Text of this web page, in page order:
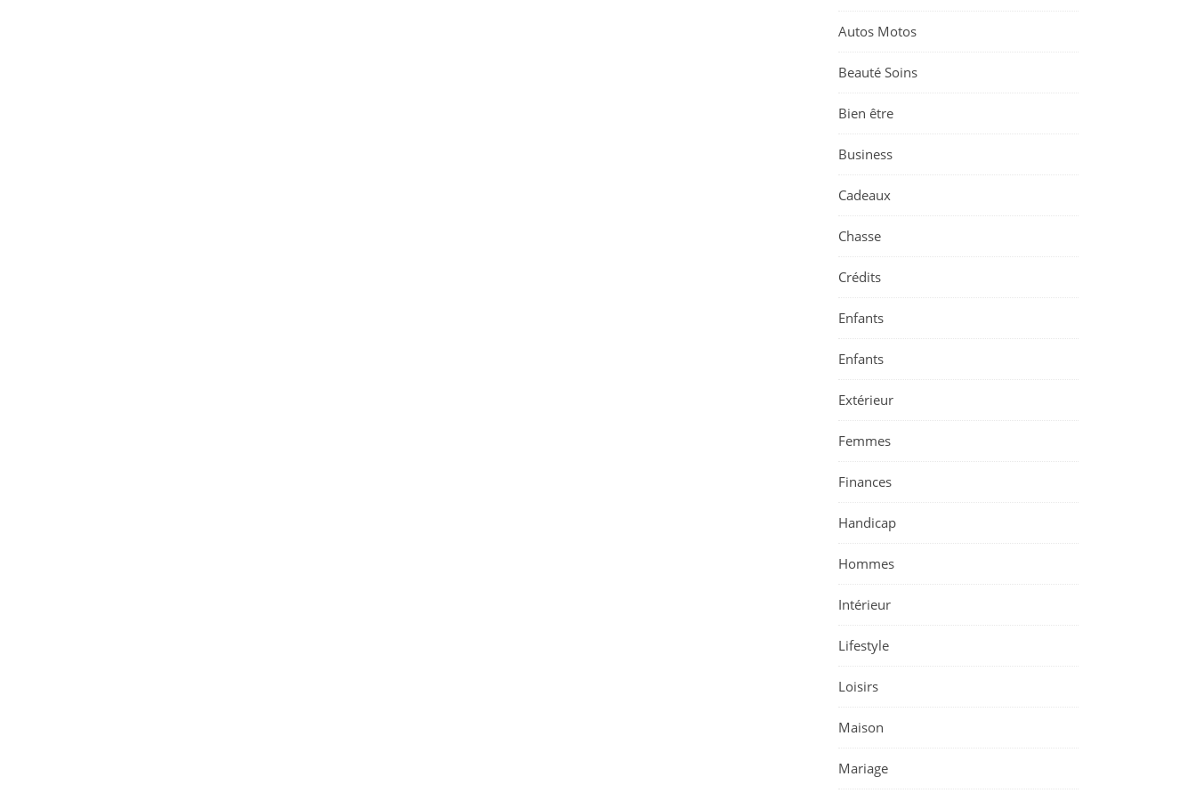
Autos Motos
Beauté Soins
Bien être
Business
Cadeaux
Chasse
Crédits
Enfants
Enfants
Extérieur
Femmes
Finances
Handicap
Hommes
Intérieur
Lifestyle
Loisirs
Maison
Mariage